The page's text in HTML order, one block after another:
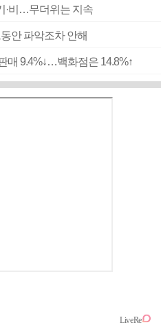
·비…무더위는 지속
안 파악조차 안해
매 9.4%↓…백화점은 14.8%↑